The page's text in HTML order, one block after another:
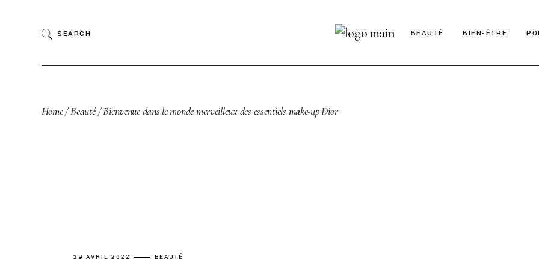
SEARCH BEAUTÉ BIEN-ÊTRE
Home Beauté Bienvenue dans le monde merveilleux des essentiels make-up Dior
29 AVRIL 2022 BEAUTÉ